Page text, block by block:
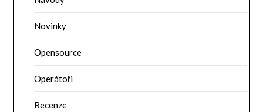
Novinky
Opensource
Operátoři
Recenze